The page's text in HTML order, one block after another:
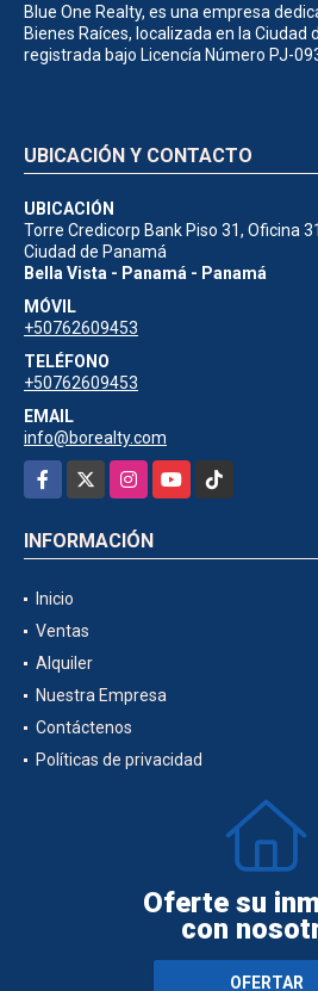
Blue One Realty, es una empresa
Bienes Raíces, localizada en la
registrada bajo Licencía Número PJ-
UBICACIÓN Y CONTACTO
UBICACIÓN
Torre Credicorp Bank Piso 31, Oficina
Ciudad de Panamá
Bella Vista - Panamá - Panamá
MÓVIL
+50762609453
TELÉFONO
+50762609453
EMAIL
info@borealty.com
Facebook
InstagramYouTubeTikTok
INFORMACIÓN
Inicio
Ventas
Alquiler
Nuestra Empresa
Contáctenos
Políticas de privacidad
Oferte su
con
OFERTAR